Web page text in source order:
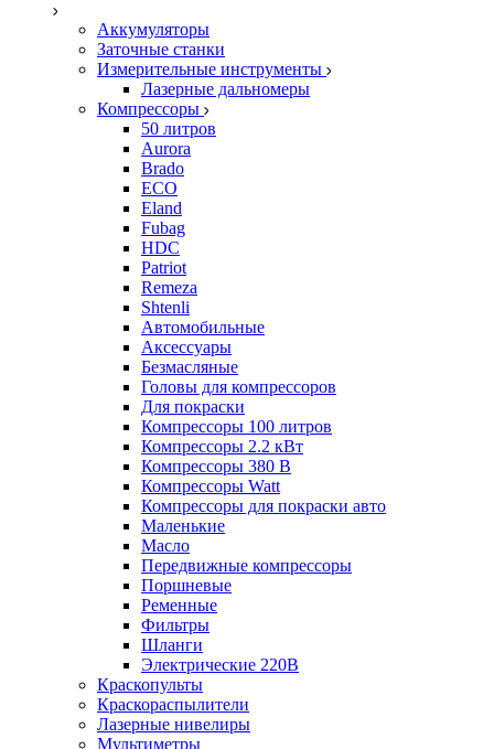
Аккумуляторы
Заточные станки
Измерительные инструменты
Лазерные дальномеры
Компрессоры
50 литров
Aurora
Brado
ECO
Eland
Fubag
HDC
Patriot
Remeza
Shtenli
Автомобильные
Аксессуары
Безмасляные
Головы для компрессоров
Для покраски
Компрессоры 100 литров
Компрессоры 2.2 кВт
Компрессоры 380 В
Компрессоры Watt
Компрессоры для покраски авто
Маленькие
Масло
Передвижные компрессоры
Поршневые
Ременные
Фильтры
Шланги
Электрические 220В
Краскопульты
Краскораспылители
Лазерные нивелиры
Мультиметры